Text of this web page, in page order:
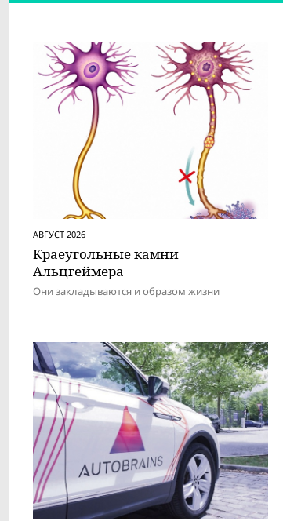
АВГУСТ 2026
Краеугольные камни
Альцгеймера
Они закладываются и образом жизни